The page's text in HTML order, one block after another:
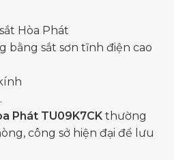
Hòa Phát
bằng sắt sơn tĩnh điện cao
Phát TU09K7CK thường
công sở hiện đại để lưu